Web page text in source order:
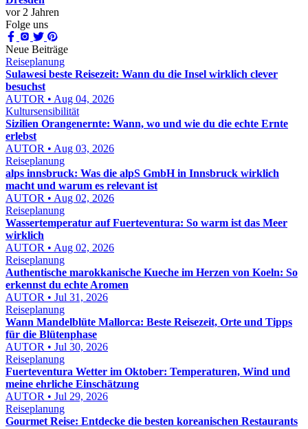
vor 2 Jahren
Folge uns
Neue Beiträge
Reiseplanung
Sulawesi beste Reisezeit: Wann du die Insel wirklich clever
besuchst
AUTOR • Aug 04, 2026
Kultursensibilität
Sizilien Orangenernte: Wann, wo und wie du die echte Ernte
erlebst
AUTOR • Aug 03, 2026
Reiseplanung
alps innsbruck: Was die alpS GmbH in Innsbruck wirklich
macht und warum es relevant ist
AUTOR • Aug 02, 2026
Reiseplanung
Wassertemperatur auf Fuerteventura: So warm ist das Meer
wirklich
AUTOR • Aug 02, 2026
Reiseplanung
Authentische marokkanische Kueche im Herzen von Koeln: So
erkennst du echte Aromen
AUTOR • Jul 31, 2026
Reiseplanung
Wann Mandelblüte Mallorca: Beste Reisezeit, Orte und Tipps
für die Blütenphase
AUTOR • Jul 30, 2026
Reiseplanung
Fuerteventura Wetter im Oktober: Temperaturen, Wind und
meine ehrliche Einschätzung
AUTOR • Jul 29, 2026
Reiseplanung
Gourmet Reise: Entdecke die besten koreanischen Restaurants